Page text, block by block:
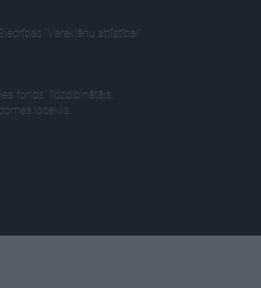
“Varakļānu attīstībai”
fonds" līdzdibinātājs,
loceklis